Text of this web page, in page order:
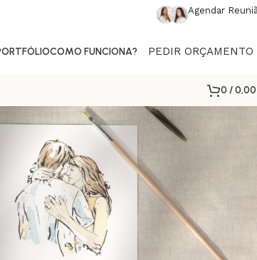
Agendar
COMO FUNCIONA? PEDIR ORÇAMENTO
0 /